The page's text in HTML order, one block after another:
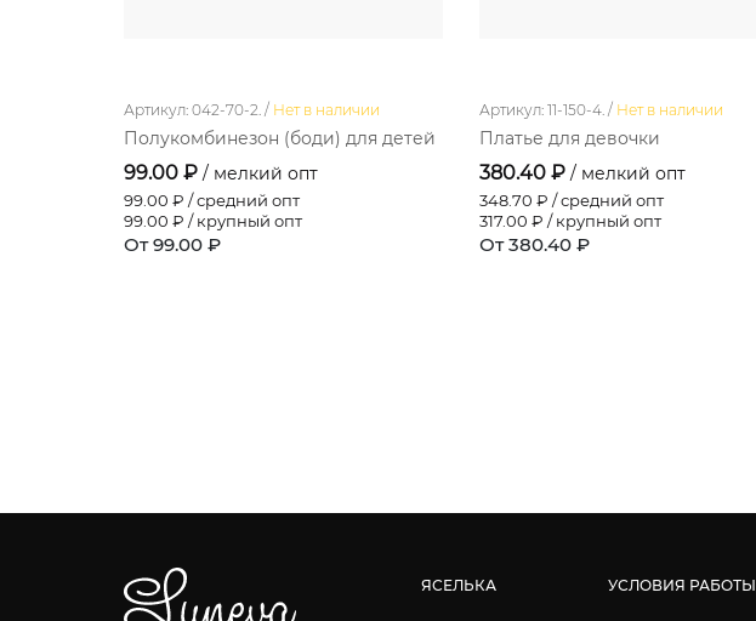
Артикул: 042-70-2. / Нет в наличии
Полукомбинезон (боди) для детей
99.00 ₽ / мелкий опт
99.00 ₽ / средний опт
99.00 ₽ / крупный опт
От 99.00 ₽
Артикул: 11-150-4. / Нет в наличии
Платье для девочки
380.40 ₽ / мелкий опт
348.70 ₽ / средний опт
317.00 ₽ / крупный опт
От 380.40 ₽
ЯСЕЛЬКА УСЛОВИЯ РАБОТЫ